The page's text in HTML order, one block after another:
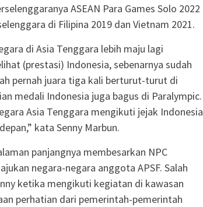
ASEAN Para Games Solo 2022
di Filipina 2019 dan Vietnam 2021.
di Asia Tenggara lebih maju lagi
(prestasi) Indonesia, sebenarnya sudah
pernah juara tiga kali berturut-turut di
medali Indonesia juga bagus di Paralympic.
Asia Tenggara mengikuti jejak Indonesia
kata Senny Marbun.
panjangnya membesarkan NPC
negara-negara anggota APSF. Salah
ketika mengikuti kegiatan di kawasan
perhatian dari pemerintah-pemerintah